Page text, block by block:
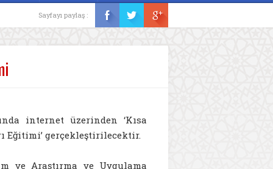
Sayfayı paylaş :
internet üzerinden ‘Kısa
Eğitimi’ gerçekleştirilecektir.
ve Araştırma ve Uygulama